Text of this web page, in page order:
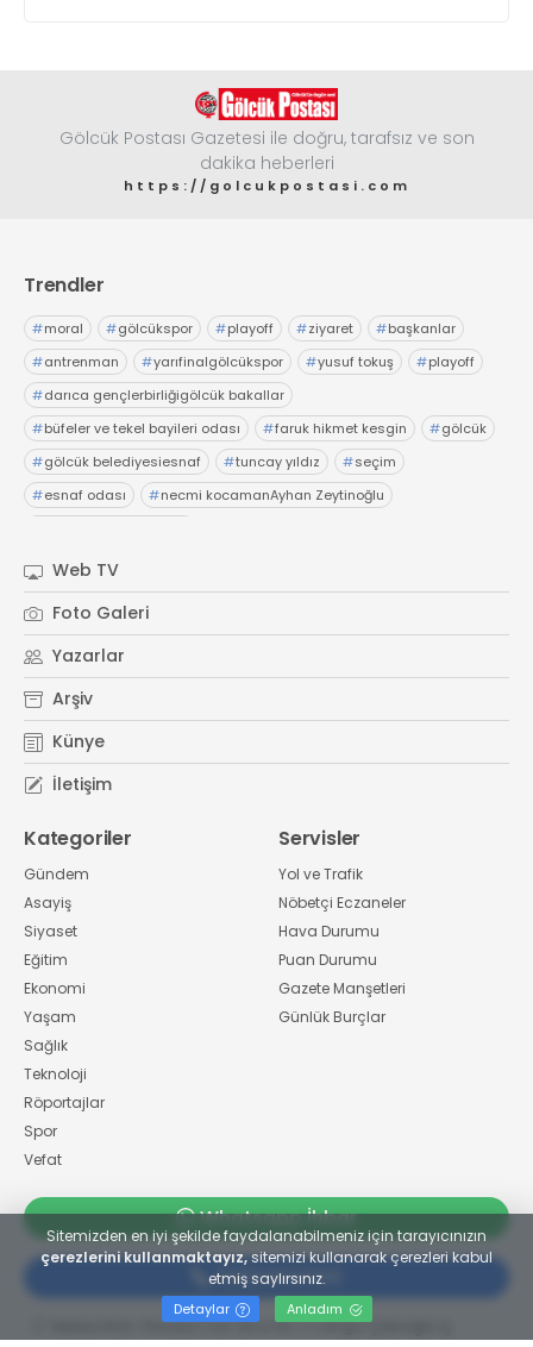
Gölcük Postası Gazetesi ile doğru, tarafsız ve son
dakika heberleri
https://golcukpostasi.com
Trendler
#moral #gölcükspor #playoff #ziyaret #başkanlar
#antrenman #yarıfinalgölcükspor #yusuf tokuş #playoff
#darıca gençlerbirliğigölcük bakallar
#büfeler ve tekel bayileri odası #faruk hikmet kesgin #gölcük
#gölcük belediyesiesnaf #tuncay yıldız #seçim
#esnaf odası #necmi kocamanAyhan Zeytinoğlu
Web TV
Foto Galeri
Yazarlar
Arşiv
Künye
İletişim
Kategoriler
Gündem
Asayiş
Siyaset
Eğitim
Ekonomi
Yaşam
Sağlık
Teknoloji
Röportajlar
Spor
Vefat
Servisler
Yol ve Trafik
Nöbetçi Eczaneler
Hava Durumu
Puan Durumu
Gazete Manşetleri
Günlük Burçlar
Whatsapp İhbar
02624134300
Merkez Mah. Preveze Cad. Bina No: 2 Cengiz Çakıroğlu İş
Sitemizden en iyi şekilde faydalanabilmeniz için tarayıcınızın
çerezlerini kullanmaktayız,sitemizi kullanarak çerezleri kabul
etmiş saylırsınız.
Detaylar Anladım